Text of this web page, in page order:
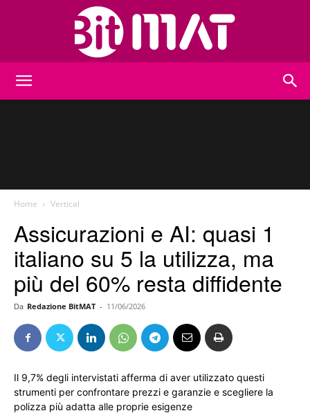
Home Vertical
Assicurazioni e AI: quasi 1
italiano su 5 la utilizza, ma
più del 60% resta diffidente
Da Redazione BitMAT - 11/06/2026
Il 9,7% degli intervistati afferma di aver utilizzato questi
strumenti per confrontare prezzi e garanzie e scegliere la
polizza più adatta alle proprie esigenze